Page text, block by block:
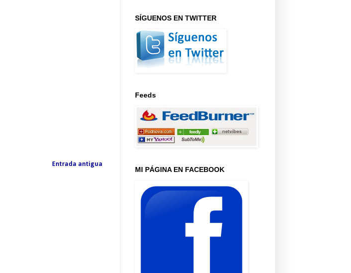
Entrada antigua
SÍGUENOS EN TWITTER
Feeds
MI PÁGINA EN FACEBOOK